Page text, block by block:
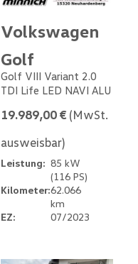
Volkswagen
Golf
Golf VIII Variant 2.0
TDI Life LED NAVI ALU
19.989,00 € (MwSt.
ausweisbar)
Leistung: 85 kW
(116 PS)
Kilometer:62.066
km
EZ:
07/2023